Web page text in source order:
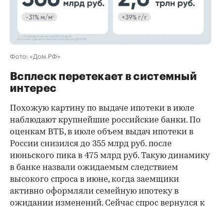
Фото: «Дом.РФ»
Всплеск перетекает в системный
интерес
Похожую картину по выдаче ипотеки в июле
наблюдают крупнейшие российские банки. По
оценкам ВТБ, в июле объем выдач ипотеки в
России снизился до 355 млрд руб. после
июньского пика в 475 млрд руб. Такую динамику
в банке назвали ожидаемым следствием
высокого спроса в июне, когда заемщики
активно оформляли семейную ипотеку в
ожидании изменений. Сейчас спрос вернулся к